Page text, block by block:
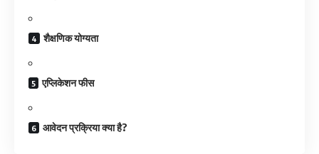
शैक्षणिक योग्यता
एप्लिकेशन फीस
आवेदन प्रक्रिया क्या है?